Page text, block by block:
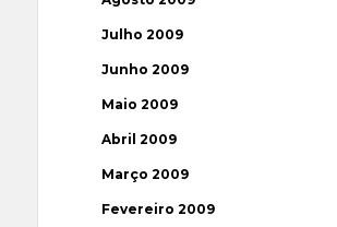
Julho 2009
Junho 2009
Maio 2009
Abril 2009
Março 2009
Fevereiro 2009